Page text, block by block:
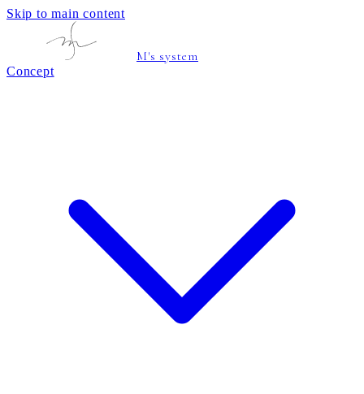
Skip to main content
M's system
Concept